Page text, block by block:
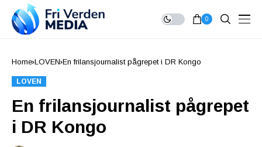
0
Home LOVEN En frilansjournalist pågrepet i DR Kongo
LOVEN
En frilansjournalist pågrepet
i DR Kongo